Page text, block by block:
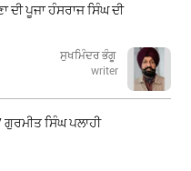
ਦੀ ਪੂਜਾ ਹੰਸਰਾਜ ਸਿੰਘ ਦੀ
ਸੁਖਮਿੰਦਰ ਭੰਗੂ
writer
ਸਿੰਘ ਪਲਾਹੀ